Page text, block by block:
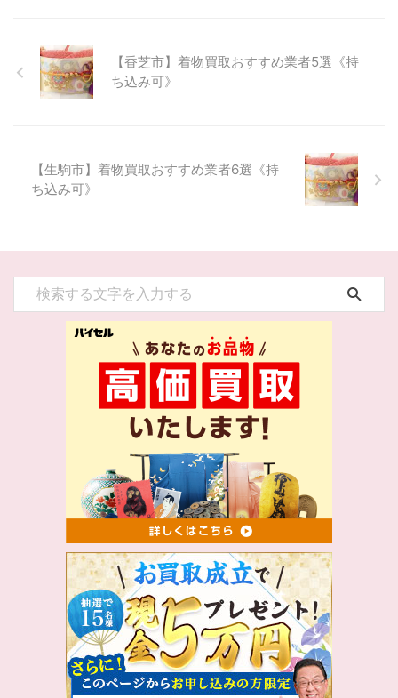
【香芝市】着物買取おすすめ業者5選《持
ち込み可》
【生駒市】着物買取おすすめ業者6選《持
ち込み可》